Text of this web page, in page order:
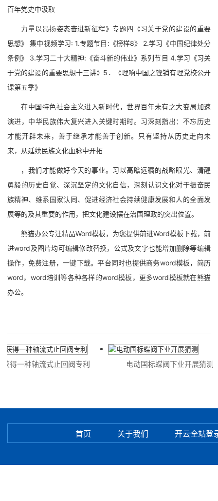
百年党史中汲取
力量以昂扬姿态奋进新征程》专题四《习关于党的建设的重要
思想》 集中视频学习: 1.专题节目:《榜样8》 2.学习《中国纪律处分
条例》 3.学习二十大精神:《奋斗新的伟业》系列节目 4.学习《习关
于党的建设的重要思想十三讲》5．《理响中国之铿销有理党校公开
课第五季》
在中国特色社会主义进入新时代，世界百年未有之大变局加速
演进，中华民族伟大复兴进入关键时期时。习深刻指出：不忘历史
才能开辟未来，善于继承才能善于创新。只有坚持从历史走向未
来，从延续民族文化血脉中开拓
，我们才能做好今天的事业。习以高瞻远瞩的战略眼光、清醒
勇毅的历史自觉、深沉坚定的文化自信，深刻认识文化对于振奋民
族精神、维系国家认同、促进经济社会持续健康发展和人的全面发
展等的及其重要的作用，把文化建设摆在治国理政的突出位置。
熊猫办公专注精品Word模板，为您提供前进Word模板下载，前
进word及图片均可编辑修改替换，公式及文字也能增加删除等编辑
操作，免费注册，一键下载。平台同时也提供商务word模板，简历
word，word培训等各种各样的word模板，更多word模板就在熊猫
办公。
一种轴流式止回阀专利 电动国标蝶阀下业开展猜测
首页 关于我们 开云全站登